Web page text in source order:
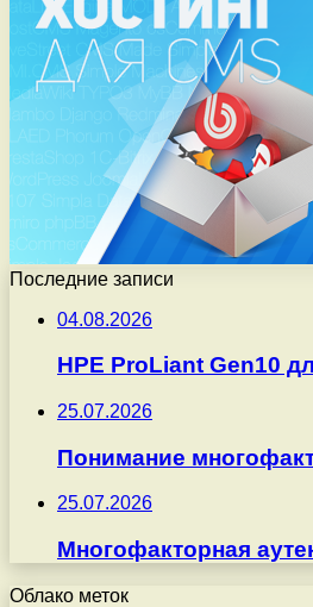
Последние записи
04.08.2026
HPE ProLiant Gen10
25.07.2026
Понимание
25.07.2026
Многофакторная
Облако меток